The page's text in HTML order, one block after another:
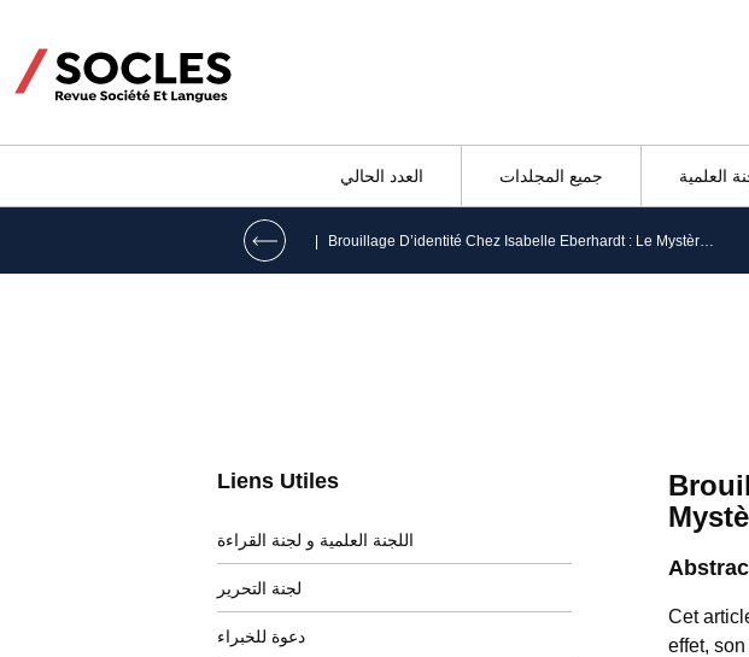
العدد الحالي جميع المجلدات العلمية
| Brouillage D’identité Chez Isabelle Eberhardt : Le Mystère De La Femme Déguisée
Liens Utiles
اللجنة العلمية و لجنة القراءة
لجنة التحرير
دعوة للخبراء
Cet
effet,